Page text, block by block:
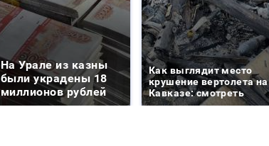
На Урале из казны
были украдены 18
миллионов рублей
Как выглядит место
крушение вертолета на
Кавказе: смотреть